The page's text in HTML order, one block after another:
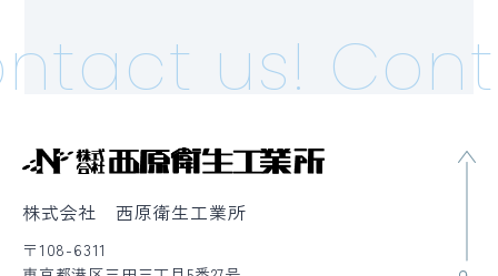
us!
株式会社 西原衛生工業所
〒108-6311